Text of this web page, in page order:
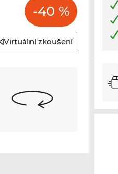
-40 %
Virtuální zkoušení